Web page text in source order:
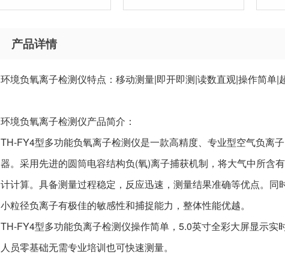
产品详情
环境负氧离子检测仪特点：移动测量|即开即测|读数直观|操作简单|
环境负氧离子检测仪产品简介：
TH-FY4型多功能负氧离子检测仪是一款高精度、专业型空气负离
器。采用先进的圆筒电容结构负(氧)离子捕获机制，将大气中所含
计计算。具备测量过程稳定，反应迅速，测量结果准确等优点。
小粒径负离子有极佳的敏感性和捕捉能力，整体性能优越。
TH-FY4型多功能负离子检测仪操作简单，5.0英寸全彩大屏显示
人员零基础无需专业培训也可快速测量。